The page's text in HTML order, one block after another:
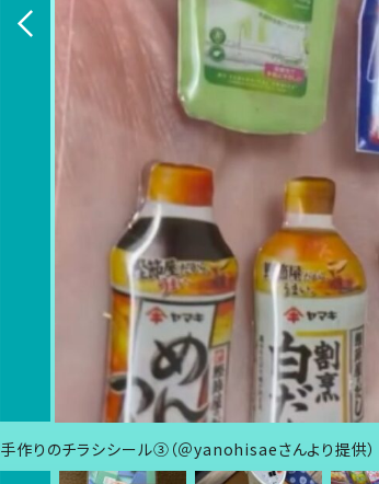
手作りのチラシシール③（＠yanohisaeさんより提供）